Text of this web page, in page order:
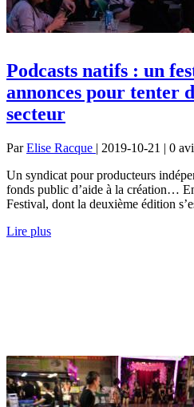
Podcasts natifs : un
annonces pour tenter
secteur
ParElise Racque | 2019-10-21 | 0
Un syndicat pour producteurs
fonds public d’aide à la création…
Festival, dont la deuxième édition
Lire plus